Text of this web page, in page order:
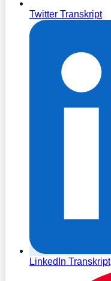
Twitter Transkript
LinkedIn Transkript